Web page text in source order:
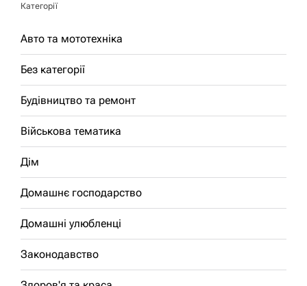
Категорії
Авто та мототехніка
Без категорії
Будівництво та ремонт
Військова тематика
Дім
Домашнє господарство
Домашні улюбленці
Законодавство